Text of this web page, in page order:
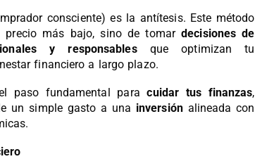
consciente) es la antítesis. Este método
precio más bajo, sino de tomardecisiones de
y responsablesque optimizan tu
financiero a largo plazo.
paso fundamental paracuidar tus finanzas,
un simple gasto a una inversiónalineada con